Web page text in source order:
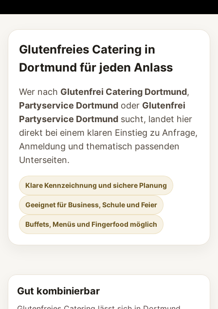
Glutenfreies Catering in
Dortmund für jeden Anlass
Wer nach Glutenfrei Catering Dortmund,
Partyservice Dortmund oder Glutenfrei
Partyservice Dortmund sucht, landet hier
direkt bei einem klaren Einstieg zu Anfrage,
Anmeldung und thematisch passenden
Unterseiten.
Klare Kennzeichnung und sichere Planung
Geeignet für Business, Schule und Feier
Buffets, Menüs und Fingerfood möglich
Gut kombinierbar